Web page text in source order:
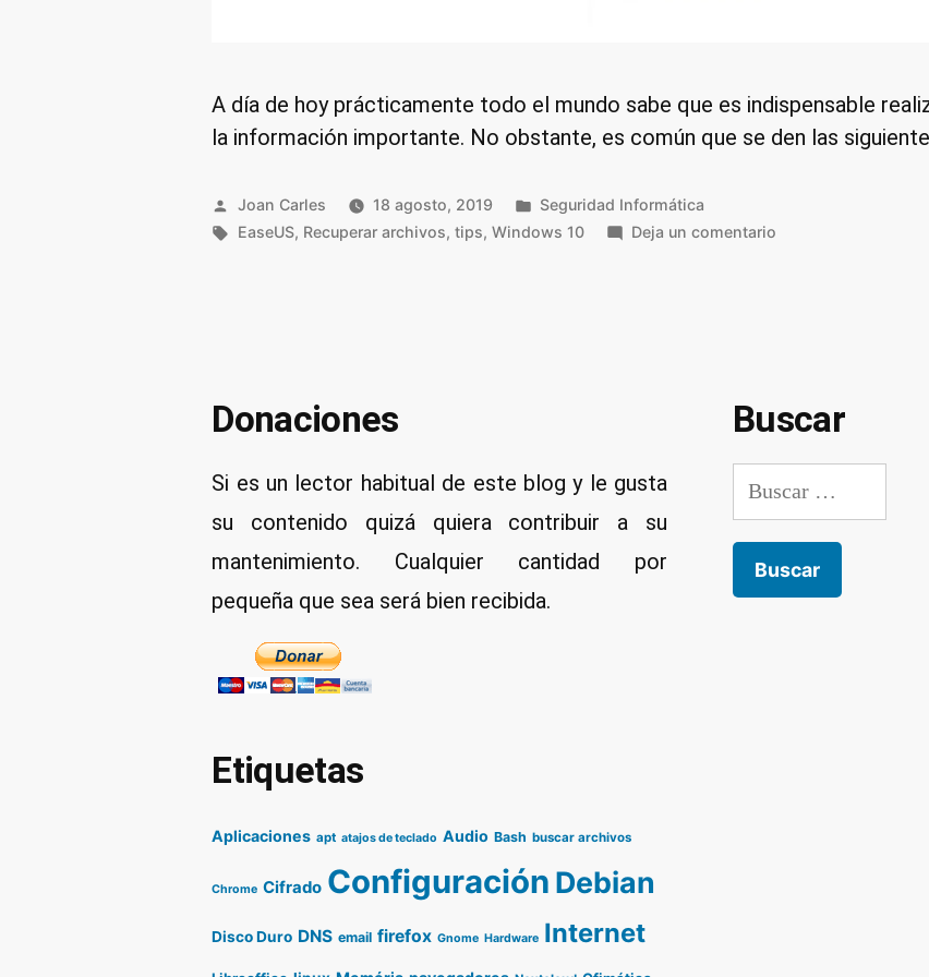
A día de hoy prácticamente todo el mundo sabe que es indispensable
la información importante. No obstante, es común que se den las
Publicado
por
Joan Carles 18 agosto, 2019
Publicado
en
Seguridad Informática
Etiquetas:
EaseUS, Recuperar archivos, tips, Windows 10 Deja un comentarioen
datos
Donaciones
Si es un lector habitual de este blog y le gusta
su contenido quizá quiera contribuir a su
mantenimiento. Cualquier cantidad por
pequeña que sea será bien recibida.
Buscar
Buscar:
Etiquetas
Aplicaciones apt atajos de teclado Audio Bash buscar archivos
Chrome Cifrado Configuración Debian
Disco Duro DNS email firefox Gnome Hardware Internet